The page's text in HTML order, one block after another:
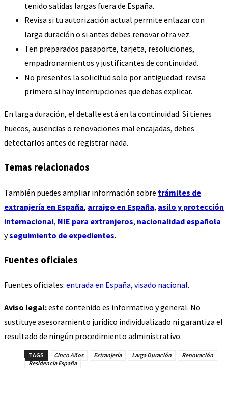
tenido salidas largas fuera de España.
Revisa si tu autorización actual permite enlazar con
larga duración o si antes debes renovar otra vez.
Ten preparados pasaporte, tarjeta, resoluciones,
empadronamientos y justificantes de continuidad.
No presentes la solicitud solo por antigüedad: revisa
primero si hay interrupciones que debas explicar.
En larga duración, el detalle está en la continuidad. Si tienes
huecos, ausencias o renovaciones mal encajadas, debes
detectarlos antes de registrar nada.
Temas relacionados
También puedes ampliar información sobre trámites de
extranjería en España, arraigo en España, asilo y protección
internacional, NIE para extranjeros, nacionalidad española
yseguimiento de expedientes.
Fuentes oficiales
Fuentes oficiales: entrada en España, visado nacional.
Aviso legal:este contenido es informativo y general. No
sustituye asesoramiento jurídico individualizado ni garantiza el
resultado de ningún procedimiento administrativo.
TAGS Cinco Años Extranjería Larga Duración
Renovación
Residencia España